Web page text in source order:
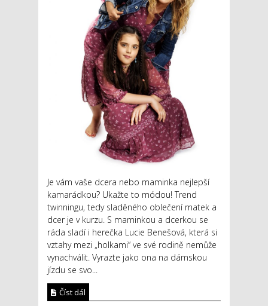
Je vám vaše dcera nebo maminka nejlepší
kamarádkou? Ukažte to módou! Trend
twinningu, tedy sladěného oblečení matek a
dcer je v kurzu. S maminkou a dcerkou se
ráda sladí i herečka Lucie Benešová, která si
vztahy mezi „holkami“ ve své rodině nemůže
vynachválit. Vyrazte jako ona na dámskou
jízdu se svo...
Číst dál